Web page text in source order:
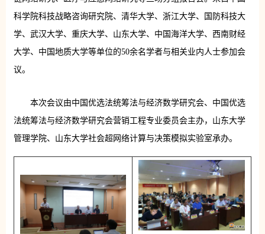
科学院科技战略咨询研究院、清华大学、浙江大学、国防科技大
学、武汉大学、重庆大学、山东大学、中国海洋大学、西南财经
大学、中国地质大学等单位的50余名学者与相关业内人士参加会
议。
本次会议由中国优选法统筹法与经济数学研究会、中国优选
法统筹法与经济数学研究会营销工程专业委员会主办，山东大学
管理学院、山东大学社会超网络计算与决策模拟实验室承办。